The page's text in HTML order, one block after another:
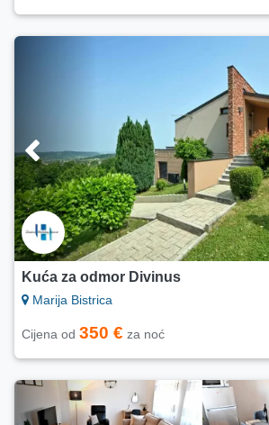
Kuća za odmor Divinus
Marija Bistrica
Cijena od 350 € za noć